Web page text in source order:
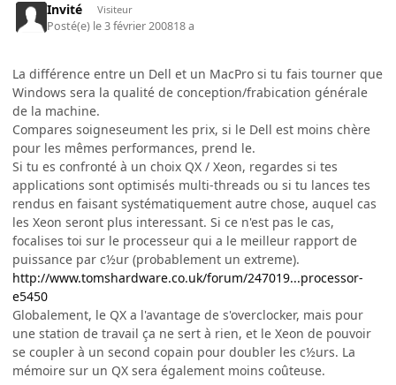
Invité Visiteur
Posté(e) le 3 février 200818 a
La différence entre un Dell et un MacPro si tu fais tourner que
Windows sera la qualité de conception/frabication générale
de la machine.
Compares soigneseument les prix, si le Dell est moins chère
pour les mêmes performances, prend le.
Si tu es confronté à un choix QX / Xeon, regardes si tes
applications sont optimisés multi-threads ou si tu lances tes
rendus en faisant systématiquement autre chose, auquel cas
les Xeon seront plus interessant. Si ce n'est pas le cas,
focalises toi sur le processeur qui a le meilleur rapport de
puissance par c½ur (probablement un extreme).
http://www.tomshardware.co.uk/forum/247019...processor-
e5450
Globalement, le QX a l'avantage de s'overclocker, mais pour
une station de travail ça ne sert à rien, et le Xeon de pouvoir
se coupler à un second copain pour doubler les c½urs. La
mémoire sur un QX sera également moins coûteuse.